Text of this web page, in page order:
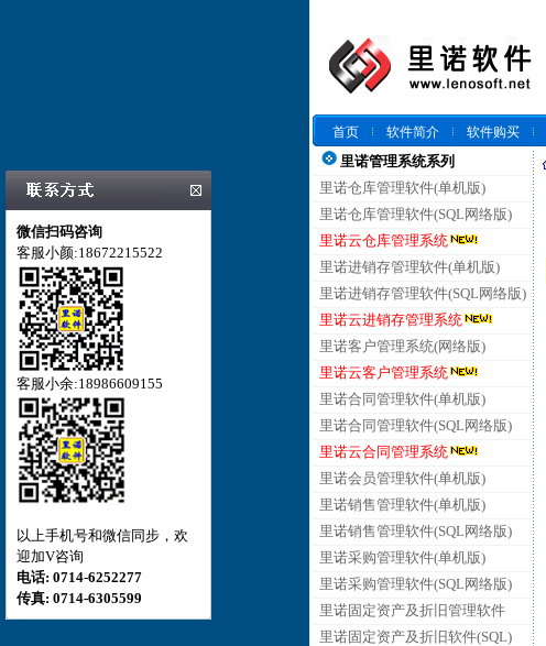
首页 软件简介 软件购买
里诺管理系统系列
里诺仓库管理软件(单机版)
里诺仓库管理软件(SQL网络版)
里诺云仓库管理系统
里诺进销存管理软件(单机版)
里诺进销存管理软件(SQL网络版)
里诺云进销存管理系统
里诺客户管理系统(网络版)
里诺云客户管理系统
里诺合同管理软件(单机版)
里诺合同管理软件(SQL网络版)
里诺云合同管理系统
里诺会员管理软件(单机版)
里诺销售管理软件(单机版)
里诺销售管理软件(SQL网络版)
里诺采购管理软件(单机版)
里诺采购管理软件(SQL网络版)
里诺固定资产及折旧管理软件
里诺固定资产及折旧软件(SQL)
微信扫码咨询
客服小颜:18672215522
客服小余:18986609155
以上手机号和微信同步，欢
迎加V咨询
电话: 0714-6252277
传真: 0714-6305599